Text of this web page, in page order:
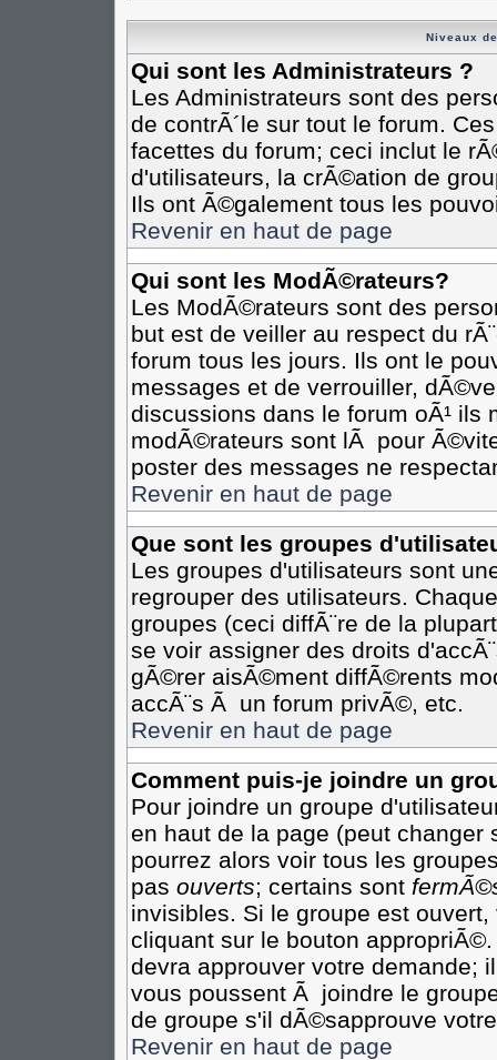
Niveaux
Qui sont les Administrateurs ?
Les Administrateurs sont des
de contrÃ´le sur tout le forum.
facettes du forum; ceci inclut le
d'utilisateurs, la crÃ©ation de
Ils ont Ã©galement tous les
Revenir en haut de page
Qui sont les ModÃ©rateurs?
Les ModÃ©rateurs sont des
but est de veiller au respect du
forum tous les jours. Ils ont le
messages et de verrouiller,
discussions dans le forum oÃ¹ ils
modÃ©rateurs sont lÃ pour
poster des messages ne
Revenir en haut de page
Que sont les groupes
Les groupes d'utilisateurs sont
regrouper des utilisateurs.
groupes (ceci diffÃ¨re de la
se voir assigner des droits
gÃ©rer aisÃ©ment diffÃ©rents
accÃ¨s Ã un forum privÃ©, etc.
Revenir en haut de page
Comment puis-je joindre un
Pour joindre un groupe
en haut de la page (peut changer
pourrez alors voir tous les
pas ouverts; certains sont
invisibles. Si le groupe est
cliquant sur le bouton
devra approuver votre demande;
vous poussent Ã joindre le
de groupe s'il dÃ©sapprouve
Revenir en haut de page